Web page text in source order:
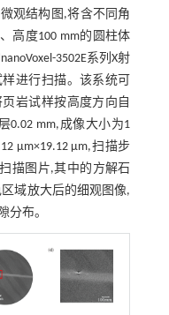
观结构图,将含不同角
高度100 mm的圆柱体
3502E系列X射
进行扫描。该系统可
岩试样按高度方向自
0.02 mm,成像大小为1
μm×19.12 μm,扫描步
描图片,其中的方解石
域放大后的细观图像,
分布。